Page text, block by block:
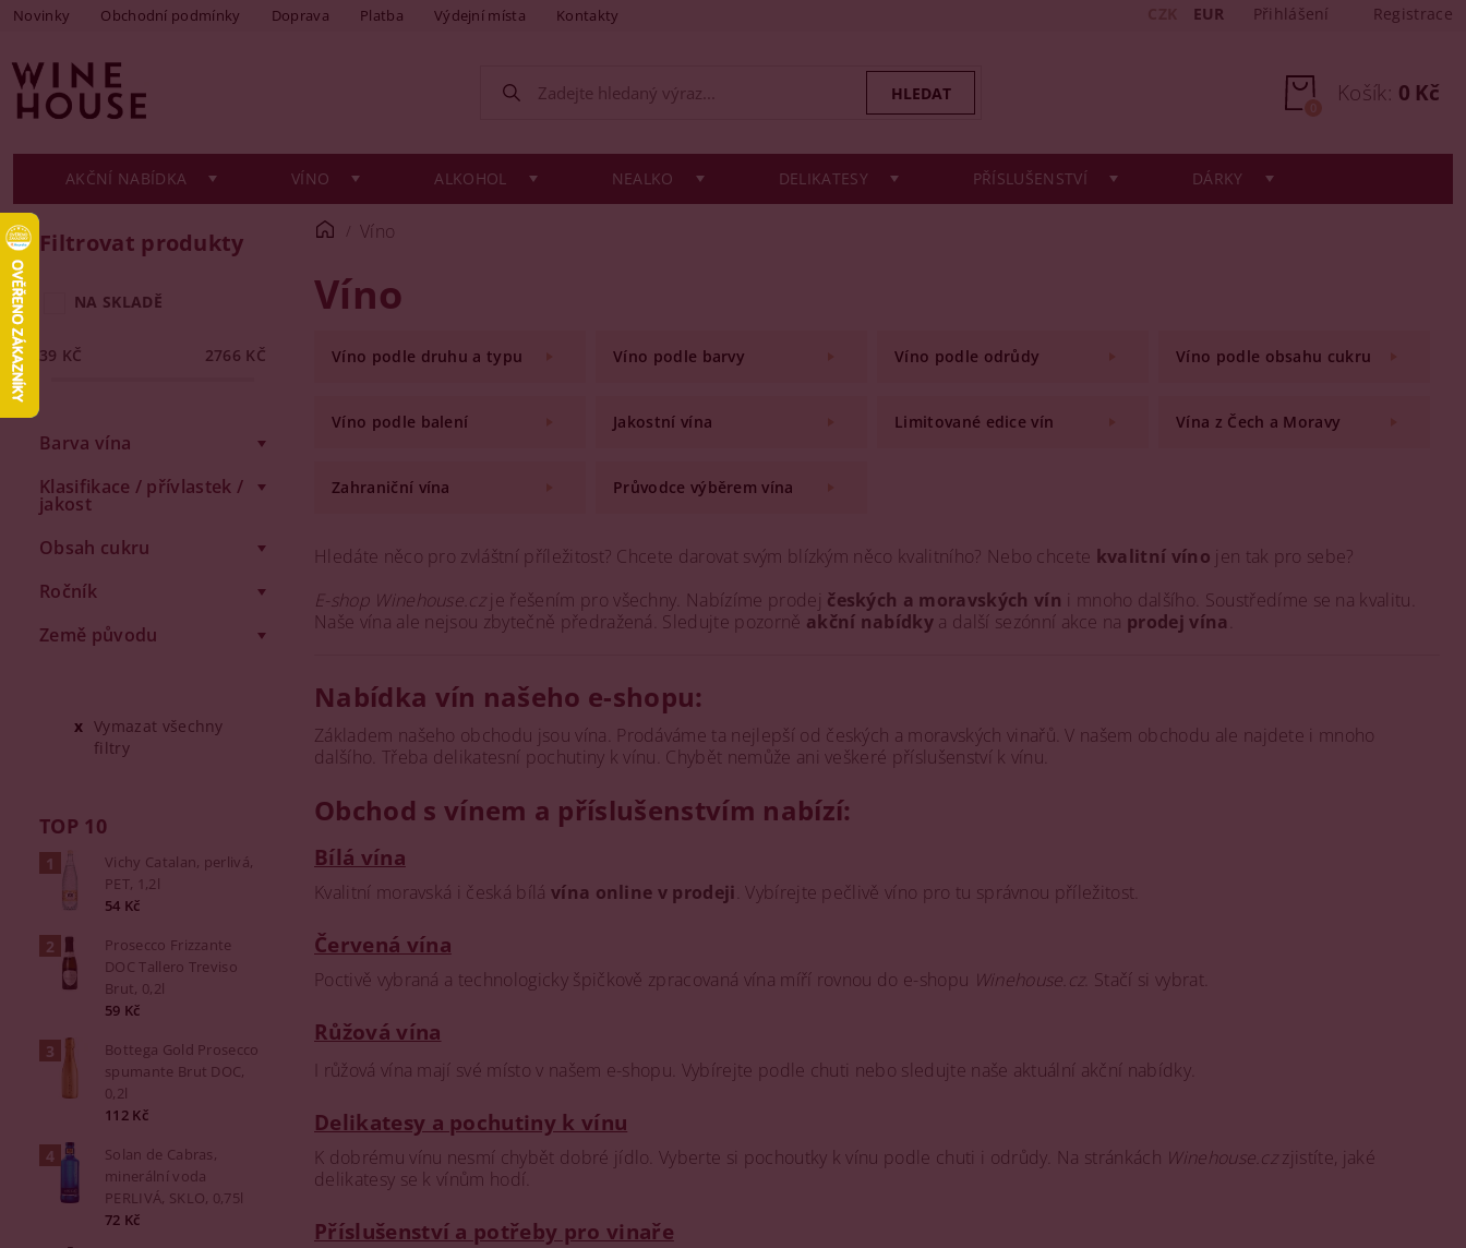
Novinky Obchodní podmínky Doprava Platba Výdejní místa Kontakty EUR Přihlášení Registrace
Košík: 0 Kč
0
AKČNÍ NABÍDKA VÍNO ALKOHOL NEALKO DELIKATESY PŘÍSLUŠENSTVÍ DÁRKY
Filtrovat produkty
NA SKLADĚ
39 KČ 2766 KČ
Barva vína
Klasifikace / přívlastek /
jakost
Obsah cukru
Ročník
Země původu
Vymazat všechny
filtry
TOP 10
Vichy Catalan, perlivá,
PET, 1,2l
54 Kč
Prosecco Frizzante
DOC Tallero Treviso
Brut, 0,2l
59 Kč
Bottega Gold Prosecco
spumante Brut DOC,
0,2l
112 Kč
Solan de Cabras,
minerální voda
PERLIVÁ, SKLO, 0,75l
72 Kč
Víno
Víno
Víno podle druhu a typu Víno podle barvy Víno podle odrůdy Víno podle obsahu cukru
Víno podle balení Jakostní vína Limitované edice vín Vína z Čech a Moravy
Zahraniční vína Průvodce výběrem vína
Hledáte něco pro zvláštní příležitost? Chcete darovat svým blízkým něco kvalitního? Nebo chcete kvalitní víno jen tak pro sebe?
E-shop Winehouse.czje řešením pro všechny. Nabízíme prodej českých a moravských vín i mnoho dalšího. Soustředíme se na kvalitu.
Naše vína ale nejsou zbytečně předražená. Sledujte pozorně akční nabídky a další sezónní akce na prodej vína
Nabídka vín našeho e-shopu:
Základem našeho obchodu jsou vína. Prodáváme ta nejlepší od českých a moravských vinařů. V našem obchodu ale najdete i mnoho
dalšího. Třeba delikatesní pochutiny k vínu. Chybět nemůže ani veškeré příslušenství k vínu.
Obchod s vínem a příslušenstvím nabízí:
Bílá vína
Kvalitní moravská i česká bílá vína online v prodeji . Vybírejte pečlivě víno pro tu správnou příležitost.
Červená vína
Poctivě vybraná a technologicky špičkově zpracovaná vína míří rovnou do e-shopu Winehouse.cz. Stačí si vybrat.
Růžová vína
I růžová vína mají své místo v našem e-shopu. Vybírejte podle chuti nebo sledujte naše aktuální akční nabídky.
Delikatesy a pochutiny k vínu
K dobrému vínu nesmí chybět dobré jídlo. Vyberte si pochoutky k vínu podle chuti i odrůdy. Na stránkách Winehouse.czzjistíte, jaké
delikatesy se k vínům hodí.
Příslušenství a potřeby pro vinaře